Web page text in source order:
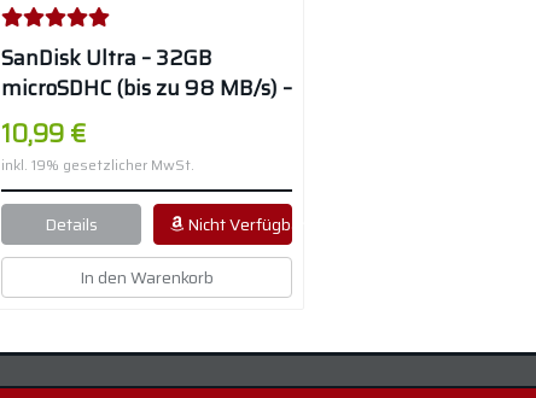
SanDisk Ultra – 32GB
microSDHC (bis zu 98 MB/s) –
Class 10
10,99 €
inkl. 19% gesetzlicher MwSt.
Details
Nicht Verfügbar
In den Warenkorb